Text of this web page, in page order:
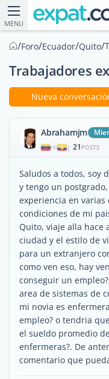
MENU
/Foro/Ecuador/Quito/
Trabajadores
Nueva
Abrahamjm
| 21 POSTS
Saludos a todos, soy
y tengo un
experiencia en varias
condiciones de mi
Quito, viaje alla hace
ciudad y el estilo de
para un extranjero
como ven eso, hay
conseguir un
area de sistemas de
mi novia es
empleo? o tendria
el sueldo promedio
enfermeras?. De
comentario que